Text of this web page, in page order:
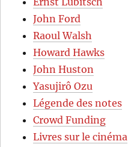
John Ford
Raoul Walsh
Howard Hawks
John Huston
Yasujirô Ozu
Légende des notes
Crowd Funding
Livres sur le cinéma